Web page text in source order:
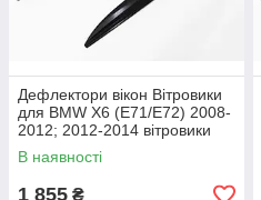
Дефлектори вікон Вітровики
для BMW X6 (E71/E72) 2008-
2012; 2012-2014 вітровики
VL-STAR Тайвань
В наявності
1 855 ₴